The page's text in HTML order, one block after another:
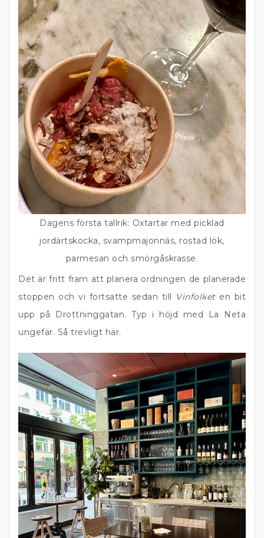
Dagens första tallrik: Oxtartar med picklad
jordärtskocka, svampmajonnäs, rostad lök,
parmesan och smörgåskrasse.
Det är fritt fram att planera ordningen de planerade
stoppen och vi fortsatte sedan till Vinfolketen bit
upp på Drottninggatan. Typ i höjd med La Neta
ungefär. Så trevligt här.